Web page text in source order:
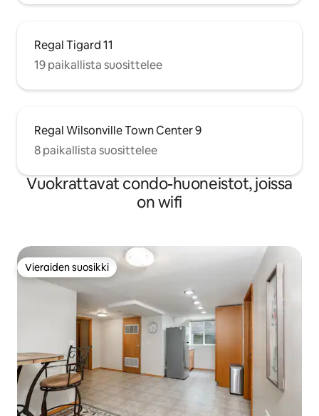
Regal Tigard 11
19 paikallista suosittelee
Regal Wilsonville Town Center 9
8 paikallista suosittelee
Vuokrattavat condo-huoneistot, joissa
on wifi
Vieraiden suosikki
Vieraiden suosikki